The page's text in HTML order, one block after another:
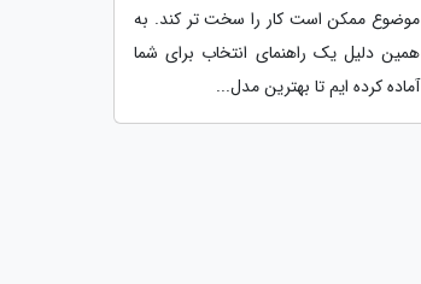
موضوع ممکن است کار را سخت تر کند. به
همین دلیل یک راهنمای انتخاب برای شما
آماده کرده ایم تا بهترین مدل...